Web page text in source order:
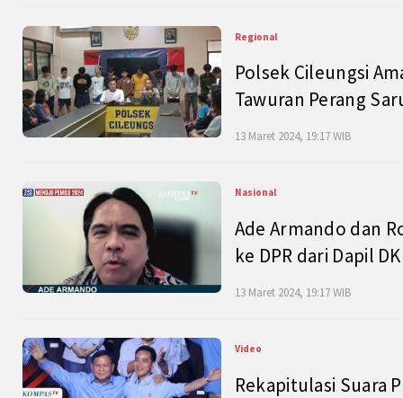
Regional
Polsek Cileungsi
Tawuran Perang
13 Maret 2024, 19:17 WIB
Nasional
Ade Armando dan
ke DPR dari Dapil
13 Maret 2024, 19:17 WIB
Video
Rekapitulasi Suara